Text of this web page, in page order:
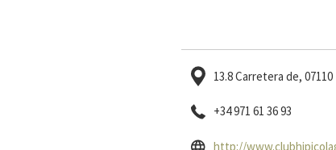
13.8 Carretera de,
+34 971 61 36 93
http://